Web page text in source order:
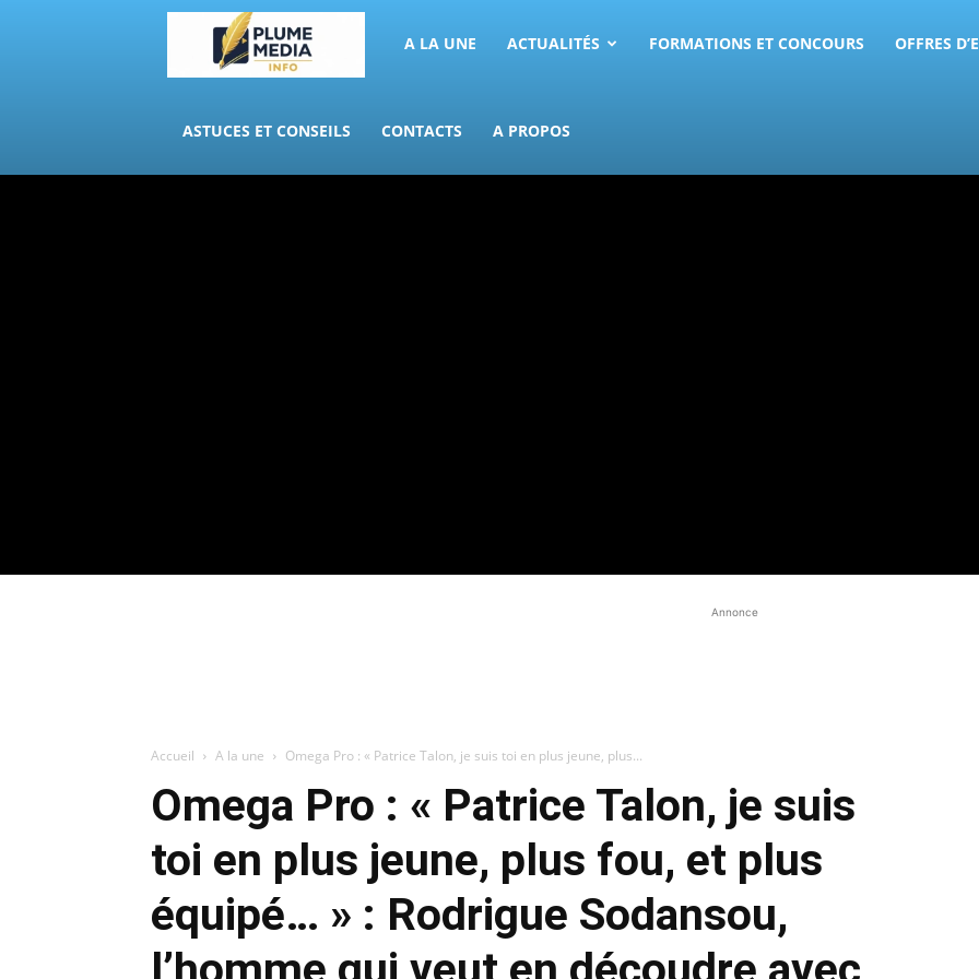
PLUME
MEDIA
A LA UNE ACTUALITÉS FORMATIONS ET CONCOURS OFFRES
ASTUCES ET CONSEILS CONTACTS A PROPOS
Annonce
Accueil A la une Omega Pro : « Patrice Talon, je suis toi en plus jeune, plus...
Omega Pro : « Patrice Talon, je suis
toi en plus jeune, plus fou, et plus
équipé… » : Rodrigue Sodansou,